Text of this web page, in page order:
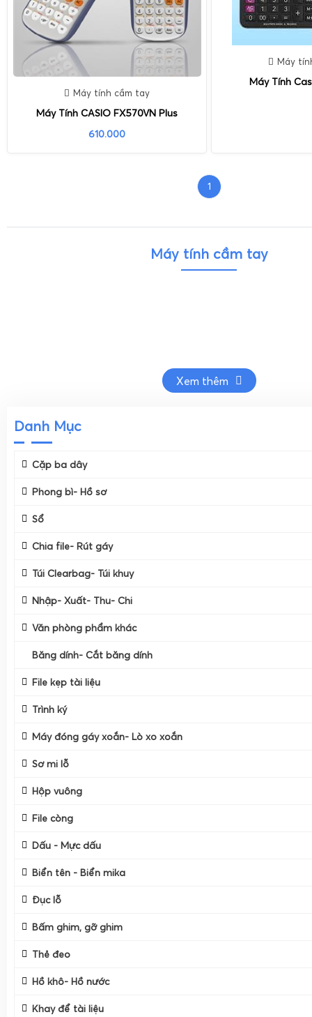
Danh Mục
Cặp ba dây
Phong bì- Hồ sơ
Sổ
Chia file- Rút gáy
Túi Clearbag- Túi khuy
Nhập- Xuất- Thu- Chi
Văn phòng phẩm khác
Băng dính- Cắt băng dính
Băng Dính
Cắt Băng Dính
File kẹp tài liệu
Trình ký
Máy đóng gáy xoắn- Lò xo xoắn
Sơ mi lỗ
Hộp vuông
File còng
Dấu - Mực dấu
Biển tên - Biển mika
Đục lỗ
Bấm ghim, gỡ ghim
Thẻ đeo
Hồ khô- Hồ nước
Khay để tài liệu
Máy tính cầm tay
Máy Tính CASIO FX570VN Plus
610.000
Máy
Máy Tính
1
Máy tính cầm tay
Xem thêm